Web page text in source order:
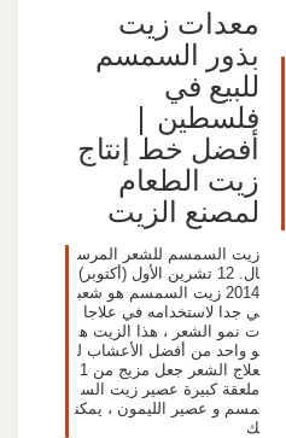
معدات زيت
بذور السمسم
للبيع في
فلسطين |
أفضل خط إنتاج
زيت الطعام
لمصنع الزيت
زيت السمسم للشعر المرس
ال. 12 تشرين الأول (أكتوبر)
2014 زيت السمسم هو شعب
ي جدا لاستخدامه في علاجا
ت نمو الشعر ، هذا الزيت ه
و واحد من أفضل الأعشاب ل
علاج الشعر جعل مزيج من 1
ملعقة كبيرة عصير زيت الس
مسم و عصير الليمون ، يمكن
ك